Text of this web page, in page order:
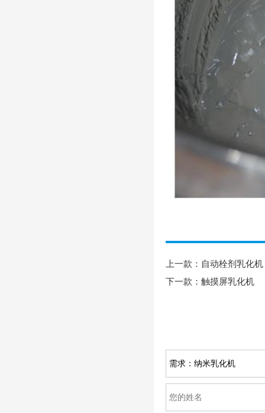
上一款： 自动栓剂乳化机
下一款： 触摸屏乳化机